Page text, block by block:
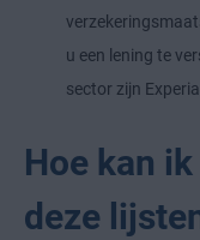
u een lening te
sector zijn
Hoe kan
deze